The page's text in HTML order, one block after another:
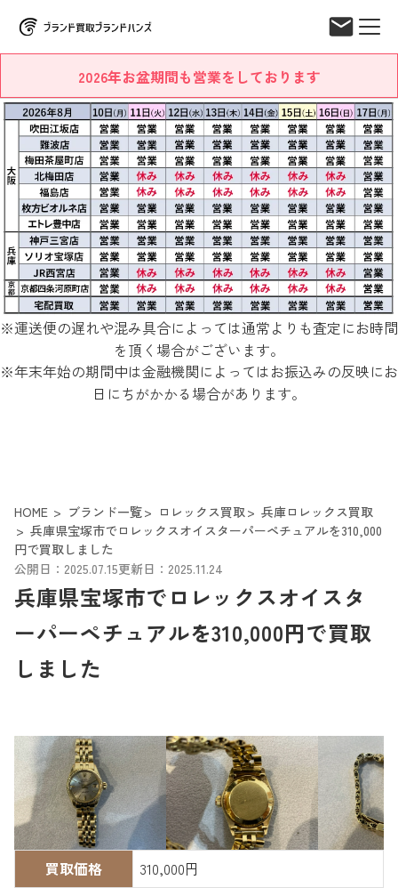
2026年お盆期間も営業をしております
※運送便の遅れや混み具合によっては通常よりも査定にお時間
を頂く場合がございます。
※年末年始の期間中は金融機関によってはお振込みの反映にお
日にちがかかる場合があります。
HOME ブランド一覧 ロレックス買取
兵庫ロレックス買取
兵庫県宝塚市でロレックスオイスターパーペチュアルを310,000
円で買取しました
公開日：2025.07.15更新日：2025.11.24
兵庫県宝塚市でロレックスオイスタ
ーパーペチュアルを310,000円で買取
しました
買取価格
310,000円